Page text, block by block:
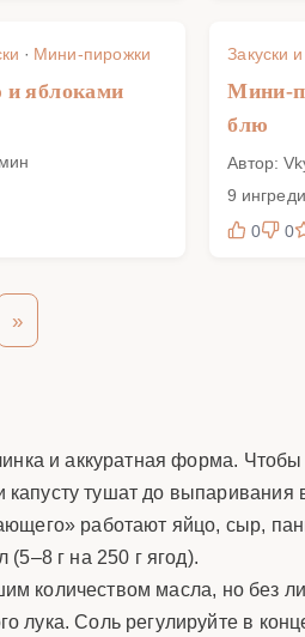
· Мини-пирожки
яблоками
Закуски
Мини-
блю
Автор:
9
0
0
»
и аккуратная форма.
тушат до выпаривания
работают яйцо, сыр,
г на 250 г ягод).
количеством масла, но без
Соль регулируйте в